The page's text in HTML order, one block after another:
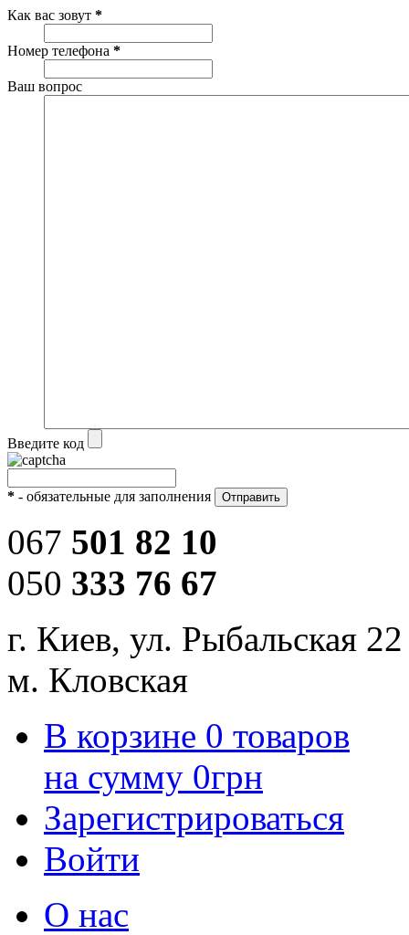
Как вас зовут *
Номер телефона *
Ваш вопрос
Введите код
* - обязательные для заполнения
067 501 82 10
050 333 76 67
г. Киев, ул. Рыбальская 22
м. Кловская
В корзине 0 товаров
на сумму 0грн
Зарегистрироваться
Войти
О нас